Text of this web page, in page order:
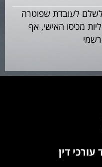
לעובדת שפוטרה
מכיסו האישי, אף
דין